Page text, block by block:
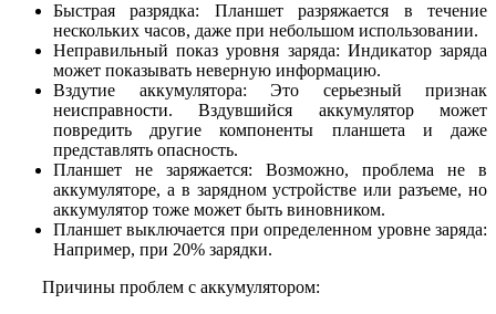
Быстрая разрядка: Планшет разряжается в течение
нескольких часов, даже при небольшом использовании.
Неправильный показ уровня заряда: Индикатор заряда
может показывать неверную информацию.
Вздутие аккумулятора: Это серьезный признак
неисправности. Вздувшийся аккумулятор может
повредить другие компоненты планшета и даже
представлять опасность.
Планшет не заряжается: Возможно, проблема не в
аккумуляторе, а в зарядном устройстве или разъеме, но
аккумулятор тоже может быть виновником.
Планшет выключается при определенном уровне заряда:
Например, при 20% зарядки.
Причины проблем с аккумулятором: